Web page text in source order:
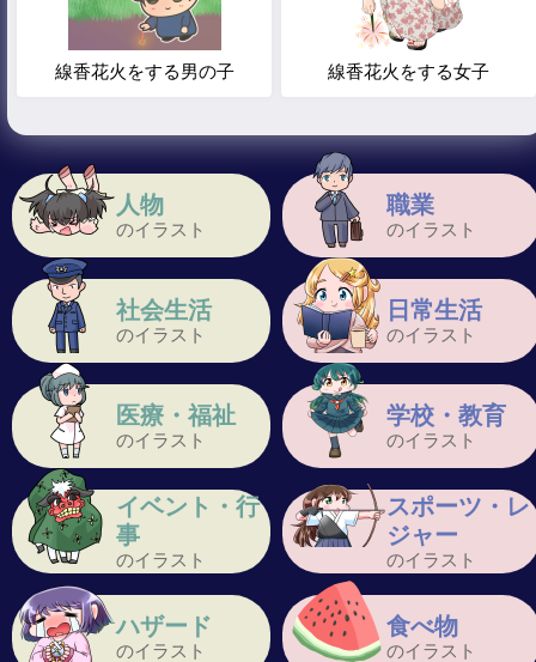
人物
のイラスト
職業
のイラスト
社会生活
のイラスト
日常生活
のイラスト
医療・福祉
のイラスト
学校・教育
のイラスト
イベント・行
事
のイラスト
スポーツ・レ
ジャー
のイラスト
ハザード
のイラスト
食べ物
のイラスト
線香花火をする男の子 線香花火をする女子